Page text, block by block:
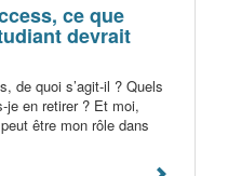
ce que
devrait
de quoi s’agit-il ? Quels
je en retirer ? Et moi,
être mon rôle dans